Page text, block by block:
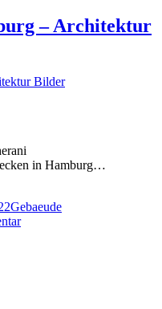
– Architektur
in Hamburg…
Kategorien
GebaeudeSchlagwörter
zu